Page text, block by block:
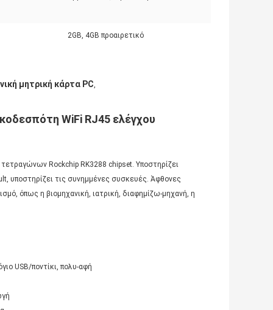
2GB, 4GB προαιρετικό
μητρική κάρτα PC,
WiFi RJ45 ελέγχου
Rockchip RK3288 chipset. Υποστηρίζει
υποστηρίζει τις συνημμένες συσκευές. Άφθονες
όπως η βιομηχανική, ιατρική, διαφημίζω-μηχανή, η
USB/ποντίκι, πολυ-αφή